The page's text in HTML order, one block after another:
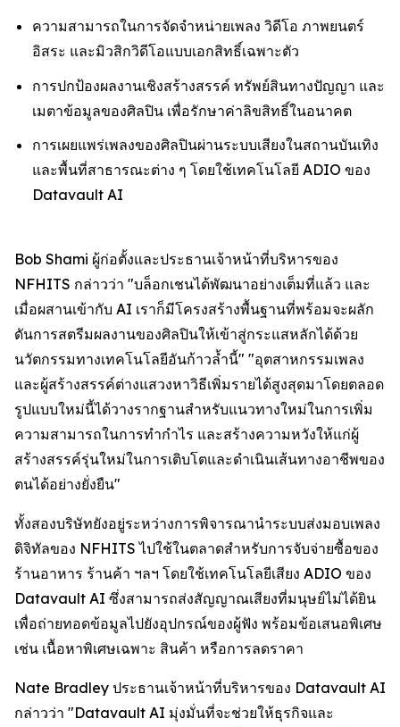
ความสามารถในการจัดจำหน่ายเพลง วิดีโอ ภาพยนตร์
อิสระ และมิวสิกวิดีโอแบบเอกสิทธิ์เฉพาะตัว
การปกป้องผลงานเชิงสร้างสรรค์ ทรัพย์สินทางปัญญา และ
เมตาข้อมูลของศิลปิน เพื่อรักษาค่าลิขสิทธิ์ในอนาคต
การเผยแพร่เพลงของศิลปินผ่านระบบเสียงในสถานบันเทิง
และพื้นที่สาธารณะต่าง ๆ โดยใช้เทคโนโลยี ADIO ของ
Datavault AI
Bob Shami ผู้ก่อตั้งและประธานเจ้าหน้าที่บริหารของ
NFHITS กล่าวว่า "บล็อกเชนได้พัฒนาอย่างเต็มที่แล้ว และ
เมื่อผสานเข้ากับ AI เราก็มีโครงสร้างพื้นฐานที่พร้อมจะผลัก
ดันการสตรีมผลงานของศิลปินให้เข้าสู่กระแสหลักได้ด้วย
นวัตกรรมทางเทคโนโลยีอันก้าวล้ำนี้" "อุตสาหกรรมเพลง
และผู้สร้างสรรค์ต่างแสวงหาวิธีเพิ่มรายได้สูงสุดมาโดยตลอด
รูปแบบใหม่นี้ได้วางรากฐานสำหรับแนวทางใหม่ในการเพิ่ม
ความสามารถในการทำกำไร และสร้างความหวังให้แก่ผู้
สร้างสรรค์รุ่นใหม่ในการเติบโตและดำเนินเส้นทางอาชีพของ
ตนได้อย่างยั่งยืน"
ทั้งสองบริษัทยังอยู่ระหว่างการพิจารณานำระบบส่งมอบเพลง
ดิจิทัลของ NFHITS ไปใช้ในตลาดสำหรับการจับจ่ายซื้อของ
ร้านอาหาร ร้านค้า ฯลฯ โดยใช้เทคโนโลยีเสียง ADIO ของ
Datavault AI ซึ่งสามารถส่งสัญญาณเสียงที่มนุษย์ไม่ได้ยิน
เพื่อถ่ายทอดข้อมูลไปยังอุปกรณ์ของผู้ฟัง พร้อมข้อเสนอพิเศษ
เช่น เนื้อหาพิเศษเฉพาะ สินค้า หรือการลดราคา
Nate Bradley ประธานเจ้าหน้าที่บริหารของ Datavault AI
กล่าวว่า "Datavault AI มุ่งมั่นที่จะช่วยให้ธุรกิจและ